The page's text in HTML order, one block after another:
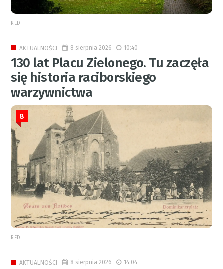
RED.
AKTUALNOŚCI 8 sierpnia 2026 10:40
130 lat Placu Zielonego. Tu zaczęła
się historia raciborskiego
warzywnictwa
8
RED.
AKTUALNOŚCI 8 sierpnia 2026 14:04